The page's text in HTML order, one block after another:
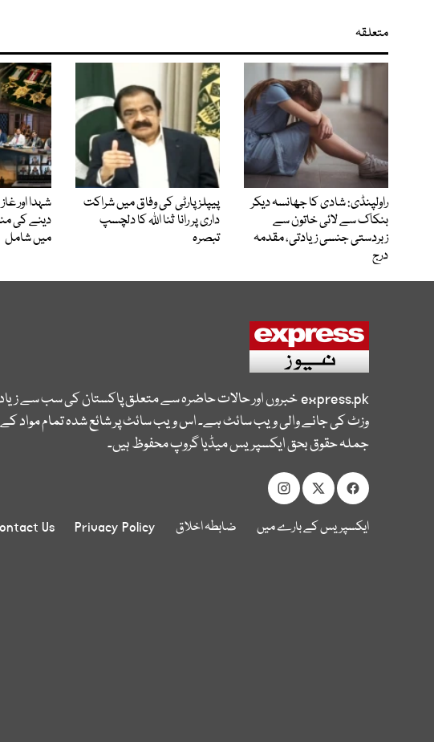
متعلقہ
راولپنڈی: شادی کا جھانسہ دیکر
بنکاک سے لائی خاتون سے
زبردستی جنسی زیادتی، مقدمہ
درج
پیپلز پارٹی کی وفاق میں شراکت
داری پر رانا ثنا اللہ کا دلچسپ
تبصرہ
شہدا اور
میں شامل
express.pkخبروں اور حالات حاضرہ سے متعلق پاکستان کی سب سے
وزٹ کی جانے والی ویب سائٹ ہے۔ اس ویب سائٹ پر شائع شدہ تمام مواد کے
جملہ حقوق بحق ایکسپریس میڈیا گروپ محفوظ ہیں۔
ایکسپریس کے بارے میں ضابطہ اخلاق Privacy Policy
Us